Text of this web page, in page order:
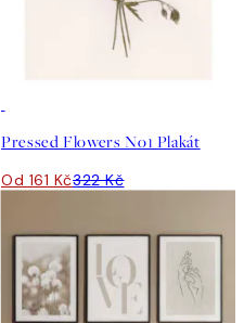
Pressed Flowers No1 Plakát
Od 161 Kč322 Kč